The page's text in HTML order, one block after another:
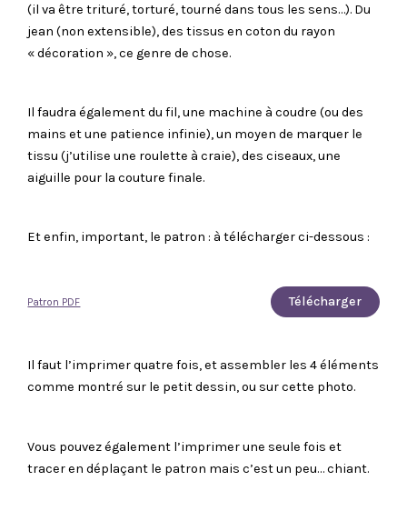
(il va être trituré, torturé, tourné dans tous les sens…). Du
jean (non extensible), des tissus en coton du rayon
« décoration », ce genre de chose.
Il faudra également du fil, une machine à coudre (ou des
mains et une patience infinie), un moyen de marquer le
tissu (j’utilise une roulette à craie), des ciseaux, une
aiguille pour la couture finale.
Et enfin, important, le patron : à télécharger ci-dessous :
Patron PDF Télécharger
Il faut l’imprimer quatre fois, et assembler les 4 éléments
comme montré sur le petit dessin, ou sur cette photo.
Vous pouvez également l’imprimer une seule fois et
tracer en déplaçant le patron mais c’est un peu… chiant.